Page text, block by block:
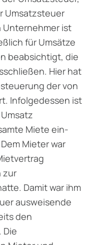
Umsatzsteuer
ist
für Umsätze
beabsichtigt, die
Hier hat
der von
Infolge­dessen ist
Miete ein­
Mieter war
zur
Damit war ihm
ausweisende
den
Die